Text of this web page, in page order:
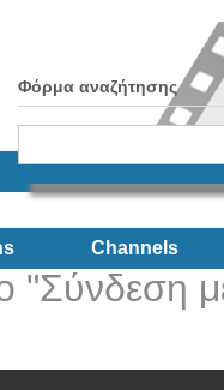
Φόρμα αναζήτησης
Channels
"Σύνδεση